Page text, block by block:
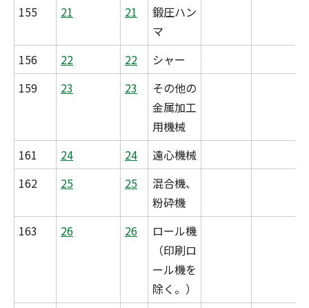
155 21 21
鍛圧ハン
マ
156 22 22 シャー
159
23 23
その他の
金属加工
用機械
161 24 24 遠心機械
162
25 25
混合機、
粉砕機
163 26 26
ロール機
（印刷ロ
ール機を
除く。）